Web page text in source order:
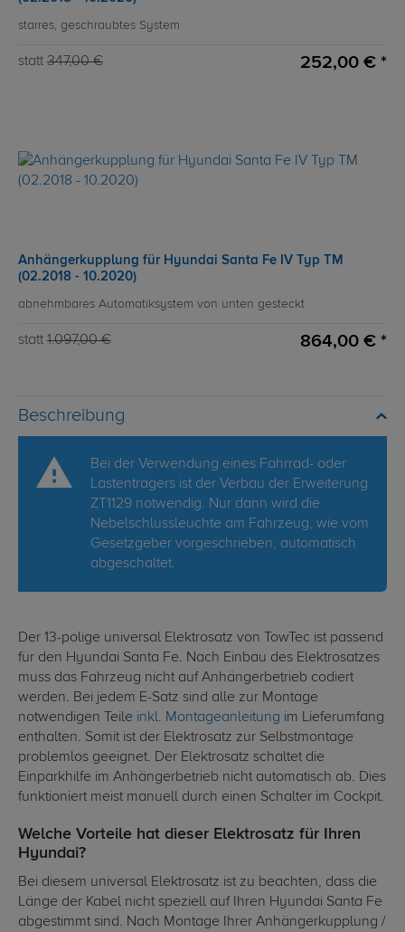
starres, geschraubtes System
statt 347,00 € 252,00 € *
Anhängerkupplung für Hyundai Santa Fe IV Typ TM
(02.2018 - 10.2020)
abnehmbares Automatiksystem von unten gesteckt
statt 1.097,00 € 864,00 € *
Beschreibung
Bei der Verwendung eines Fahrrad- oder
Lastenträgers ist der Verbau der Erweiterung
ZT1129 notwendig. Nur dann wird die
Nebelschlussleuchte am Fahrzeug, wie vom
Gesetzgeber vorgeschrieben, automatisch
abgeschaltet.
Der 13-polige universal Elektrosatz von TowTec ist passend
für den Hyundai Santa Fe. Nach Einbau des Elektrosatzes
muss das Fahrzeug nicht auf Anhängerbetrieb codiert
werden. Bei jedem E-Satz sind alle zur Montage
notwendigen Teile inkl. Montageanleitung im Lieferumfang
enthalten. Somit ist der Elektrosatz zur Selbstmontage
problemlos geeignet. Der Elektrosatz schaltet die
Einparkhilfe im Anhängerbetrieb nicht automatisch ab. Dies
funktioniert meist manuell durch einen Schalter im Cockpit.
Welche Vorteile hat dieser Elektrosatz für Ihren
Hyundai?
Bei diesem universal Elektrosatz ist zu beachten, dass die
Länge der Kabel nicht speziell auf Ihren Hyundai Santa Fe
abgestimmt sind. Nach Montage Ihrer Anhängerkupplung /